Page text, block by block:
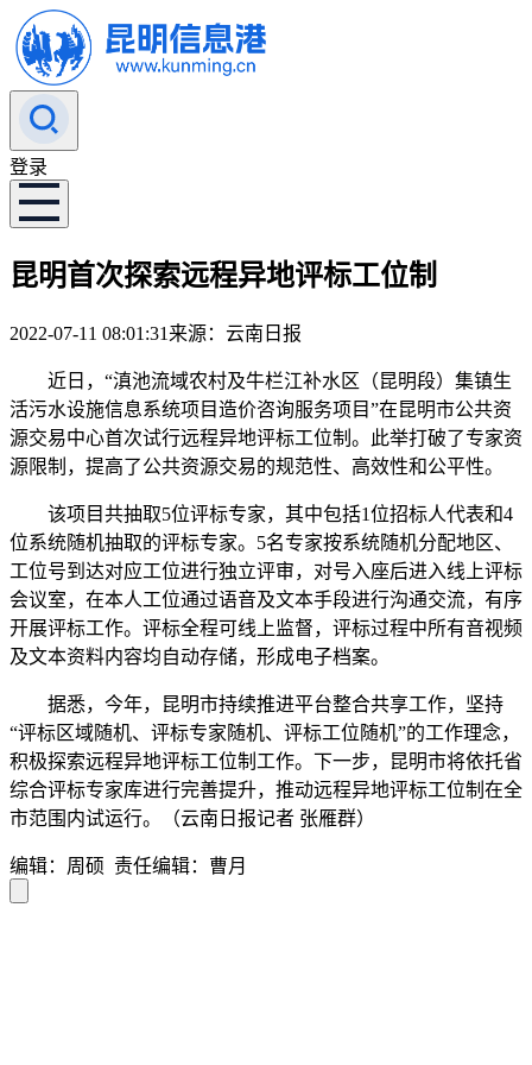
登录
昆明首次探索远程异地评标工位制
2022-07-11 08:01:31 来源：云南日报
近日，“滇池流域农村及牛栏江补水区（昆明段）集镇生
活污水设施信息系统项目造价咨询服务项目”在昆明市公共资
源交易中心首次试行远程异地评标工位制。此举打破了专家资
源限制，提高了公共资源交易的规范性、高效性和公平性。
该项目共抽取5位评标专家，其中包括1位招标人代表和4
位系统随机抽取的评标专家。5名专家按系统随机分配地区、
工位号到达对应工位进行独立评审，对号入座后进入线上评标
会议室，在本人工位通过语音及文本手段进行沟通交流，有序
开展评标工作。评标全程可线上监督，评标过程中所有音视频
及文本资料内容均自动存储，形成电子档案。
据悉，今年，昆明市持续推进平台整合共享工作，坚持
“评标区域随机、评标专家随机、评标工位随机”的工作理念，
积极探索远程异地评标工位制工作。下一步，昆明市将依托省
综合评标专家库进行完善提升，推动远程异地评标工位制在全
市范围内试运行。（云南日报记者 张雁群）
编辑：周硕 责任编辑：曹月